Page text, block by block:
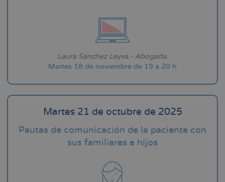
Laura Sánchez Leyva - Abogada.
Martes 18 de noviembre de 19 a 20 h
Martes 21 de octubre de 2025
Pautas de comunicación de la paciente con
sus familiares e hijos